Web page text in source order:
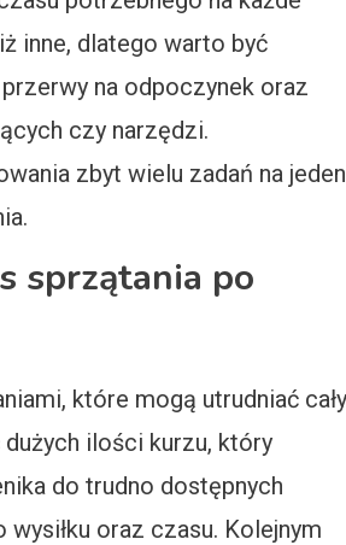
inne, dlatego warto być
na odpoczynek oraz
czy narzędzi.
zbyt wielu zadań na jeden
sprzątania po
które mogą utrudniać cały
ilości kurzu, który
do trudno dostępnych
oraz czasu. Kolejnym